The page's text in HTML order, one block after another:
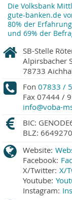
Die Volksbank
gute-banken.de
80% der
und 69% der
SB-Stelle
Alpirsbacher
78733
Fon 07833 /
Fax 07444 /
info@voba-
BIC:
BLZ:
Website:
Facebook:
X/Twitter: X/
Youtube:
Instagram: